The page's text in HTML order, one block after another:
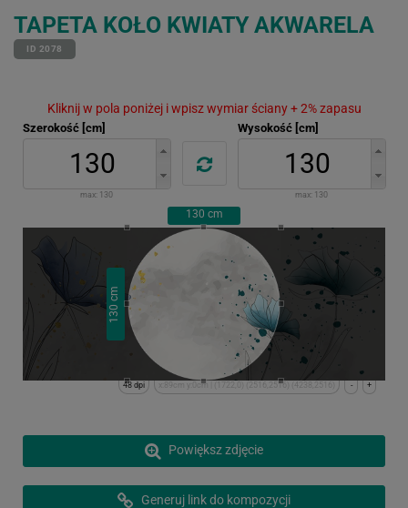
TAPETA KOŁO KWIATY AKWARELA
ID 2078
Kliknij w pola poniżej i wpisz wymiar ściany + 2% zapasu
Szerokość [cm]
max: 130
Wysokość [cm]
max: 130
130 cm
130
cm
+
-
x:89cm y:0cm | (1722,0) (2516,2516) (4238,2516)
48 dpi
Powiększ zdjęcie
Generuj link do kompozycji